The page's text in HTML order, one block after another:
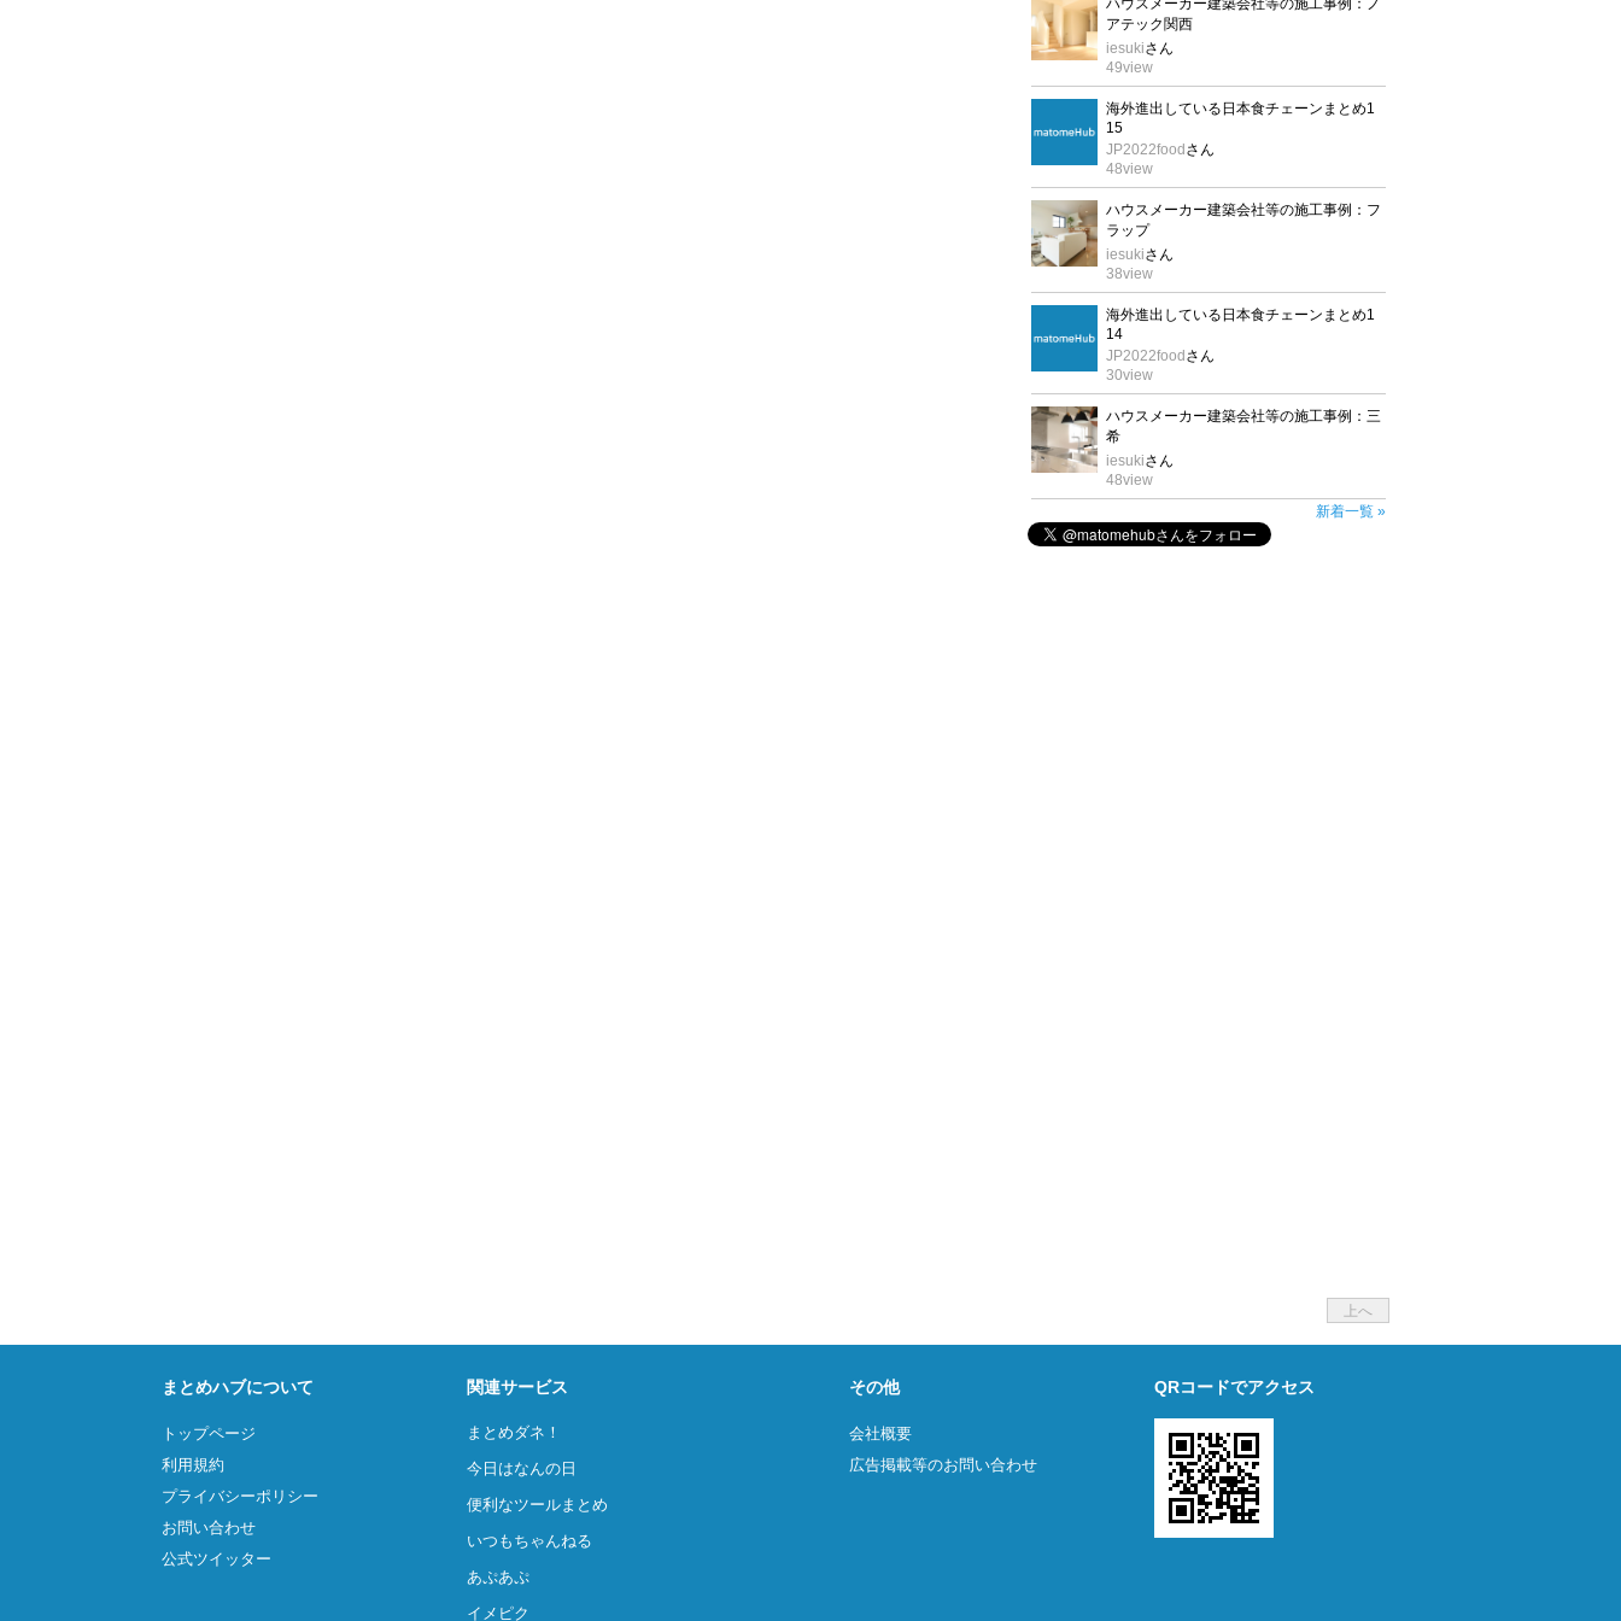
ハウスメーカー建築会社等の施工事例：ノ
アテック関西
iesukiさん
49view
海外進出している日本食チェーンまとめ1
15
JP2022food さん
48view
ハウスメーカー建築会社等の施工事例：フ
ラップ
iesukiさん
38view
海外進出している日本食チェーンまとめ1
14
JP2022food さん
30view
ハウスメーカー建築会社等の施工事例：三
希
iesukiさん
48view
新着一覧 »
上へ
まとめハブについて
トップページ
利用規約
プライバシーポリシー
お問い合わせ
公式ツイッター
関連サービス
まとめダネ！
今日はなんの日
便利なツールまとめ
いつもちゃんねる
あぷあぷ
イメピク
その他
会社概要
広告掲載等のお問い合わせ
QRコードでアクセス